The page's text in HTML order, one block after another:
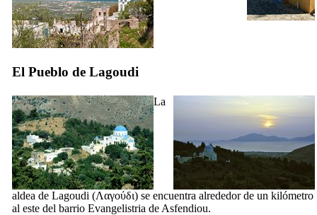
El Pueblo de Lagoudi
La
aldea de Lagoudi (Λαγούδι) se encuentra alrededor de un kilómetro
al este del barrio Evangelistria de Asfendiou.